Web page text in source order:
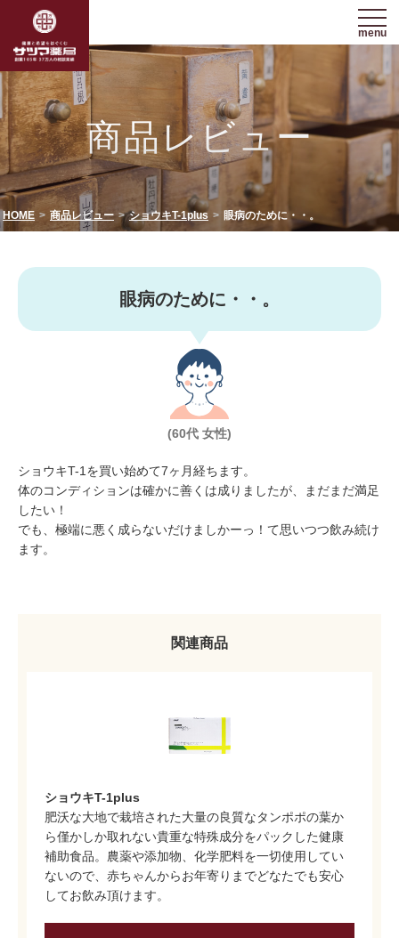
menu
商品レビュー
HOME 商品レビュー ショウキT-1plus 眼病のために・・。
眼病のために・・。
(60代 女性)
ショウキT-1を買い始めて7ヶ月経ちます。
体のコンディションは確かに善くは成りましたが、まだまだ満足
したい！
でも、極端に悪く成らないだけましかーっ！て思いつつ飲み続け
ます。
関連商品
ショウキT-1plus
肥沃な大地で栽培された大量の良質なタンポポの葉か
ら僅かしか取れない貴重な特殊成分をパックした健康
補助食品。農薬や添加物、化学肥料を一切使用してい
ないので、赤ちゃんからお年寄りまでどなたでも安心
してお飲み頂けます。